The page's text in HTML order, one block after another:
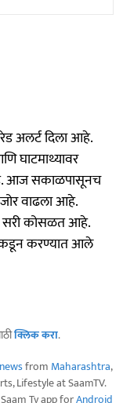
रेड अलर्ट दिला आहे.
घाटमाथ्यावर
आज सकाळपासूनच
वाढला आहे.
सरी कोसळत आहे.
करण्यात आले
क्लिक करा.
from Maharashtra,
Lifestyle at SaamTV.
Tv app forAndroid